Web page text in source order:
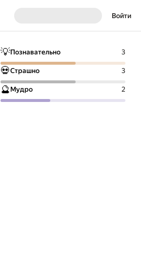
Войти
💡Познавательно 3
💀Страшно 3
🔮Мудро 2